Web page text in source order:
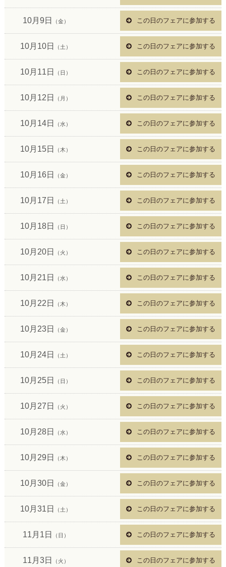
10月9日 （金） この日のフェアに参加する
10月10日 （土） この日のフェアに参加する
10月11日 （日） この日のフェアに参加する
10月12日 （月） この日のフェアに参加する
10月14日 （水） この日のフェアに参加する
10月15日 （木） この日のフェアに参加する
10月16日 （金） この日のフェアに参加する
10月17日 （土） この日のフェアに参加する
10月18日 （日） この日のフェアに参加する
10月20日 （火） この日のフェアに参加する
10月21日 （水） この日のフェアに参加する
10月22日 （木） この日のフェアに参加する
10月23日 （金） この日のフェアに参加する
10月24日 （土） この日のフェアに参加する
10月25日 （日） この日のフェアに参加する
10月27日 （火） この日のフェアに参加する
10月28日 （水） この日のフェアに参加する
10月29日 （木） この日のフェアに参加する
10月30日 （金） この日のフェアに参加する
10月31日 （土） この日のフェアに参加する
11月1日 （日） この日のフェアに参加する
11月3日 （火） この日のフェアに参加する